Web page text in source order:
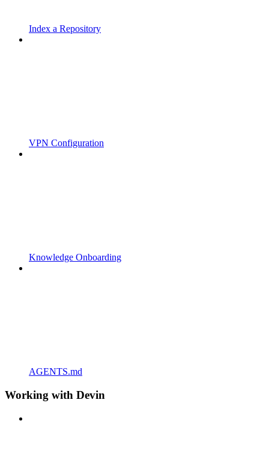
Index a Repository
VPN Configuration
Knowledge Onboarding
AGENTS.md
Working with Devin